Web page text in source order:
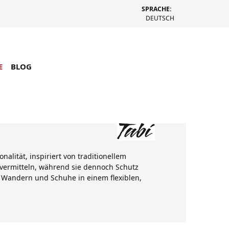
SPRACHE:
DEUTSCH
BLOG
inspiriert von traditionellem
während sie dennoch Schutz
und Schuhe in einem flexiblen,